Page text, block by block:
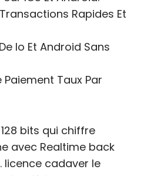
Rapides Et
Io Et Android Sans
Taux Par
bits qui chiffre
avec Realtime back
licence cadaver le